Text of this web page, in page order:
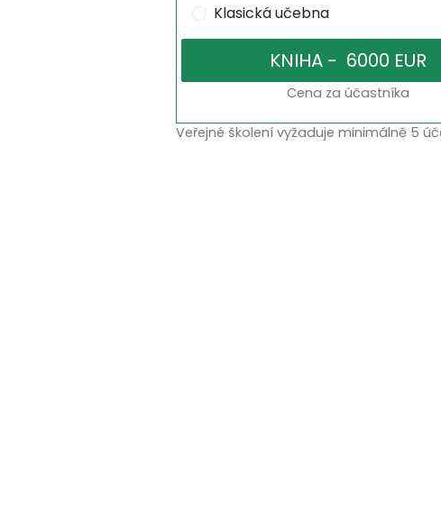
Klasická učebna
Cena za účastníka
Veřejné školení vyžaduje minimálně 5